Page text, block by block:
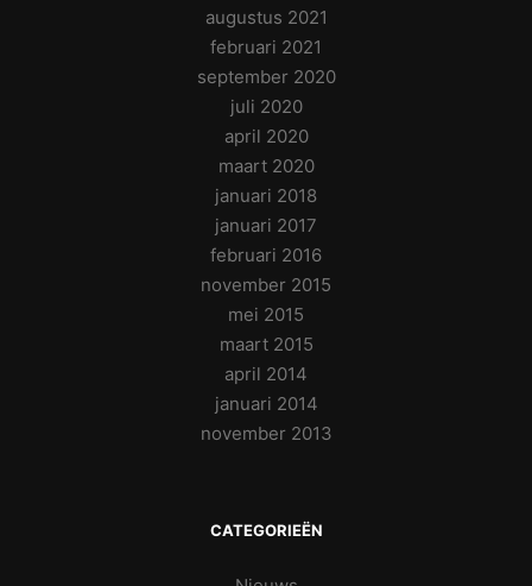
augustus 2021
februari 2021
september 2020
juli 2020
april 2020
maart 2020
januari 2018
januari 2017
februari 2016
november 2015
mei 2015
maart 2015
april 2014
januari 2014
november 2013
CATEGORIEËN